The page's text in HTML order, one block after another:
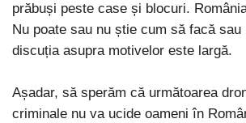
prăbuși peste case și blocuri.
Nu poate sau nu știe cum să facă sau
discuția asupra motivelor este largă.
Așadar, să sperăm că următoarea
criminale nu va ucide oameni în